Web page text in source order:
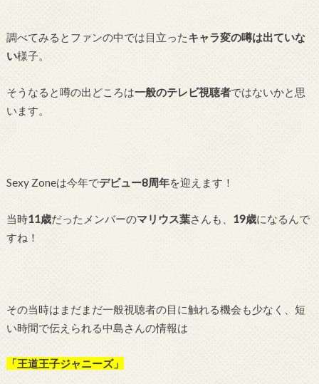
調べてみるとファンの中では目立ったキャラ変の噂は出ていな
い様子。
そうなると噂の出どころは一般のテレビ視聴者ではないかと思
います。
Sexy Zoneは今年でデビュー8周年を迎えます！
当時11歳だったメンバーのマリウス葉さんも、 19歳になるんで
すね！
その当時はまだまだ一般視聴者の目に触れる機会も少なく、短
い時間で伝えられる中島さんの情報は
「王道王子ジャニーズ」